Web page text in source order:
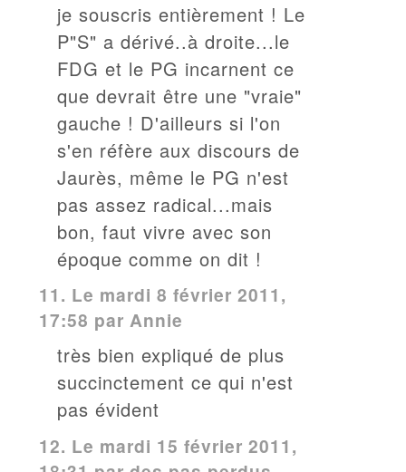
je souscris entièrement ! Le
P"S" a dérivé..à droite...le
FDG et le PG incarnent ce
que devrait être une "vraie"
gauche ! D'ailleurs si l'on
s'en réfère aux discours de
Jaurès, même le PG n'est
pas assez radical...mais
bon, faut vivre avec son
époque comme on dit !
11. Le mardi 8 février 2011,
17:58 parAnnie
très bien expliqué de plus
succinctement ce qui n'est
pas évident
12. Le mardi 15 février 2011,